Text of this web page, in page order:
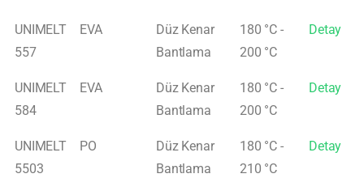
UNIMELT
557
EVA
Düz Kenar
Bantlama
180 °C -
200 °C
Detay
UNIMELT
584
EVA
Düz Kenar
Bantlama
180 °C -
200 °C
Detay
UNIMELT
5503
PO
Düz Kenar
Bantlama
180 °C -
210 °C
Detay